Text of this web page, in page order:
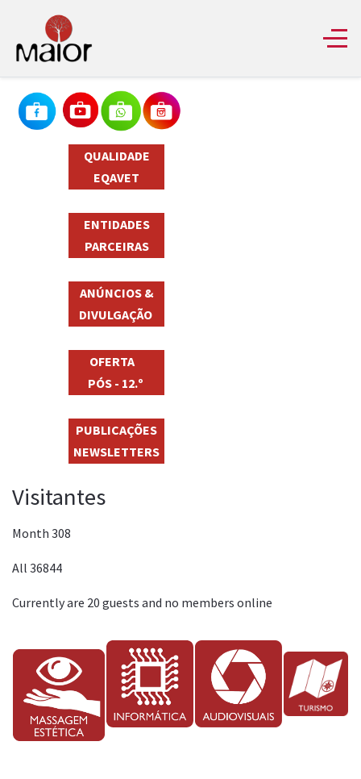
QUALIDADE
EQAVET
ENTIDADES
PARCEIRAS
ANÚNCIOS &
DIVULGAÇÃO
OFERTA
PÓS - 12.º
PUBLICAÇÕES
NEWSLETTERS
Visitantes
Month 308
All 36844
Currently are 20 guests and no members online